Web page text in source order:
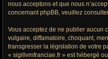
nous acceptons et que nous
concernant phpBB, veuillez
Vous acceptez de ne publier aucun
vulgaire, diffamatoire, choquant,
transgresser la législation de votre
« sigillvmfranciae.fr » est hébergé